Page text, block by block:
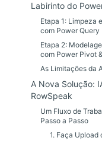
Labirinto do
Etapa 1: Limpeza
com Power Query
Etapa 2:
com Power Pivot
As Limitações da
A Nova Solução:
RowSpeak
Um Fluxo de
Passo a Passo
1. Faça Upload